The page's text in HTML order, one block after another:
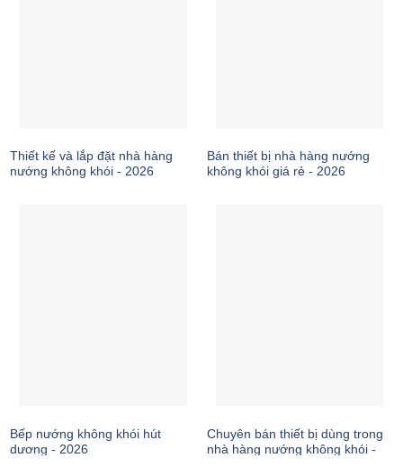
Thiết kế và lắp đặt nhà hàng
nướng không khói - 2026
Bán thiết bị nhà hàng nướng
không khói giá rẻ - 2026
Bếp nướng không khói hút
dương - 2026
Chuyên bán thiết bị dùng trong
nhà hàng nướng không khói -